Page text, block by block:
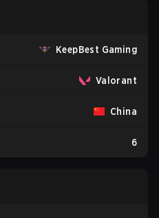
KeepBest Gaming
Valorant
China
6